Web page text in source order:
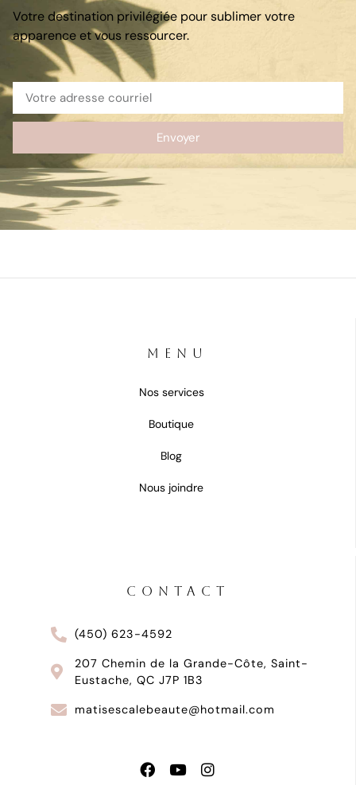
Votre destination privilégiée pour sublimer votre
apparence et vous ressourcer.
Envoyer
MENU
Nos services
Boutique
Blog
Nous joindre
CONTACT
(450) 623-4592
207 Chemin de la Grande-Côte, Saint-
Eustache, QC J7P 1B3
matisescalebeaute@hotmail.com